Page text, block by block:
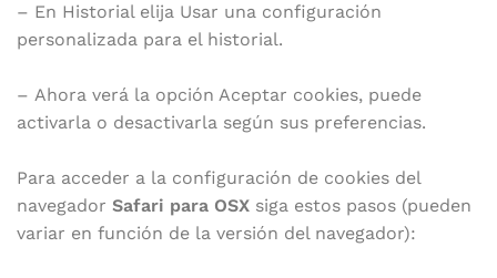
– En Historial elija Usar una configuración
personalizada para el historial.
– Ahora verá la opción Aceptar cookies, puede
activarla o desactivarla según sus preferencias.
Para acceder a la configuración de cookies del
navegador Safari para OSX siga estos pasos (pueden
variar en función de la versión del navegador):